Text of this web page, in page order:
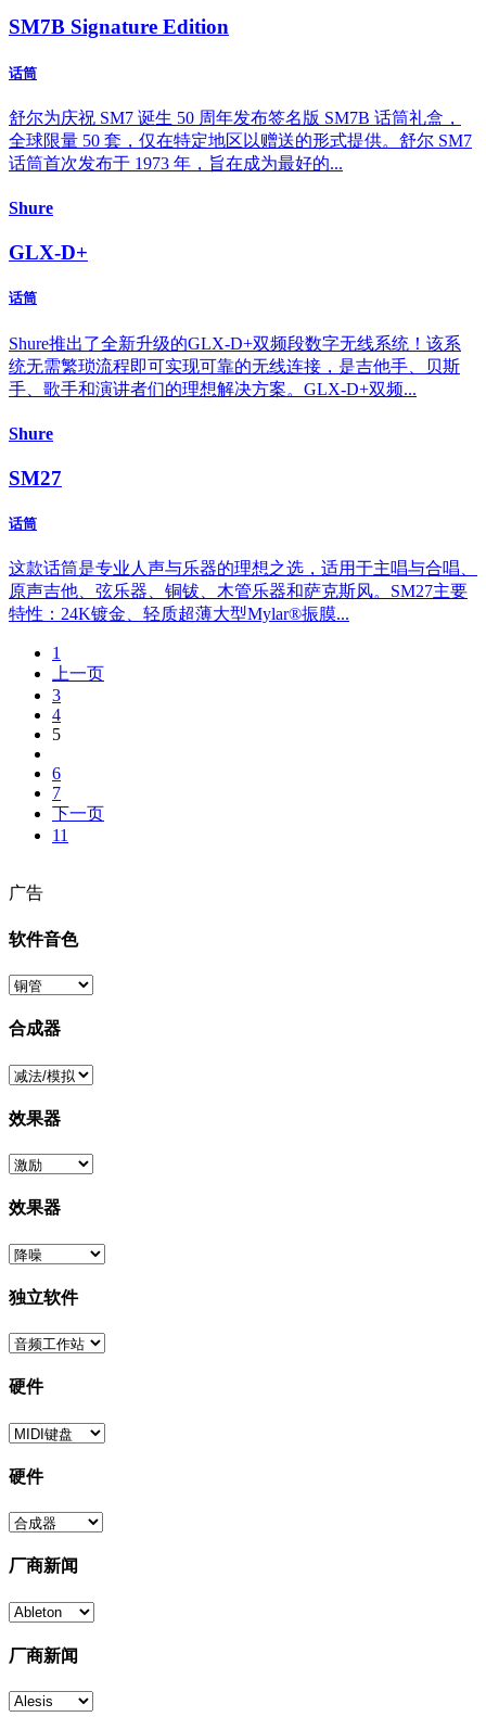
SM7B Signature Edition
话筒
舒尔为庆祝 SM7 诞生 50 周年发布签名版 SM7B 话筒礼盒，
全球限量 50 套，仅在特定地区以赠送的形式提供。舒尔 SM7
话筒首次发布于 1973 年，旨在成为最好的...
Shure
GLX-D+
话筒
Shure推出了全新升级的GLX-D+双频段数字无线系统！该系
统无需繁琐流程即可实现可靠的无线连接，是吉他手、贝斯
手、歌手和演讲者们的理想解决方案。GLX-D+双频...
Shure
SM27
话筒
这款话筒是专业人声与乐器的理想之选，适用于主唱与合唱、
原声吉他、弦乐器、铜钹、木管乐器和萨克斯风。SM27主要
特性：24K镀金、轻质超薄大型Mylar®振膜...
1
上一页
3
4
5
6
7
下一页
11
广告
软件音色
合成器
效果器
效果器
独立软件
硬件
硬件
厂商新闻
厂商新闻